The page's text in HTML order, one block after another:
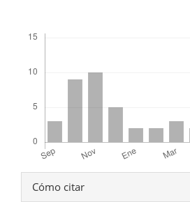
Detalles
Cómo citar